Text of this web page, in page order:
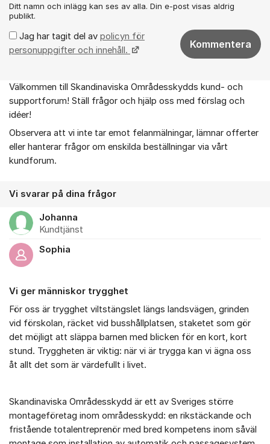
Ditt namn och inlägg kan ses av alla. Din e-post visas aldrig
publikt.
Jag har tagit del av policyn för
personuppgifter och innehåll.
Kommentera
Om forumet
Välkommen till Skandinaviska Områdesskydds kund- och
supportforum! Ställ frågor och hjälp oss med förslag och
idéer!
Observera att vi inte tar emot felanmälningar, lämnar offerter
eller hanterar frågor om enskilda beställningar via vårt
kundforum.
Vi svarar på dina frågor
Johanna
Kundtjänst
Sophia
Vi ger människor trygghet
För oss är trygghet viltstängslet längs landsvägen, grinden
vid förskolan, räcket vid busshållplatsen, staketet som gör
det möjligt att släppa barnen med blicken för en kort, kort
stund. Tryggheten är viktig: när vi är trygga kan vi ägna oss
åt allt det som är värdefullt i livet.
Skandinaviska Områdesskydd är ett av Sveriges större
montageföretag inom områdesskydd: en rikstäckande och
fristående totalentreprenör med bred kompetens inom såväl